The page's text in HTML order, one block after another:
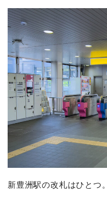
新豊洲駅の改札はひとつ。